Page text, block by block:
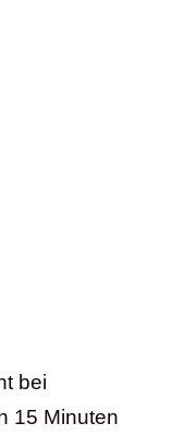
bei
15 Minuten